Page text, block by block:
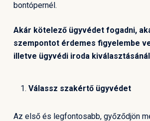
bontópernél.
Akár kötelező ügyvédet fogadni,
szempontot érdemes figyelembe
illetve ügyvédi iroda
Válassz szakértő ügyvédet
Az első és legfontosabb, győződjön